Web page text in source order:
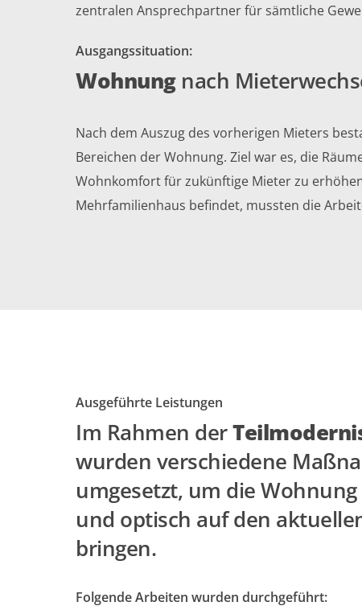
zentralen Ansprechpartner für sämtliche
Ausgangssituation:
Wohnungnach
Nach dem Auszug des vorherigen Mieters
Bereichen der Wohnung. Ziel war es, die
Wohnkomfort für zukünftige Mieter zu
Mehrfamilienhaus befindet, mussten die
Ausgeführte Leistungen
Im Rahmen der
wurden verschiedene
umgesetzt, um die
und optisch auf den
bringen.
Folgende Arbeiten wurden durchgeführt: